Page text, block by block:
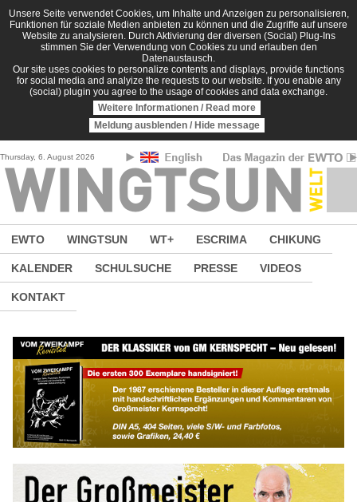
Direkt zum Inhalt
Unsere Seite verwendet Cookies, um Inhalte und Anzeigen zu personalisieren,
Funktionen für soziale Medien anbieten zu können und die Zugriffe auf unsere
Website zu analysieren. Durch Aktivierung der diversen (Social) Plug-Ins
stimmen Sie der Verwendung von Cookies zu und erlauben den
Datenaustausch.
Our site uses cookies to personalize contents and displays, provide functions
for social media and analyize the requests to our website. If you enable any
(social) plugin you agree to the usage of cookies and data exchange.
Weitere Informationen / Read more
Meldung ausblenden / Hide message
Thursday, 6. August 2026
EWTO WINGTSUN WT+ ESCRIMA CHIKUNG
KALENDER SCHULSUCHE PRESSE VIDEOS
KONTAKT